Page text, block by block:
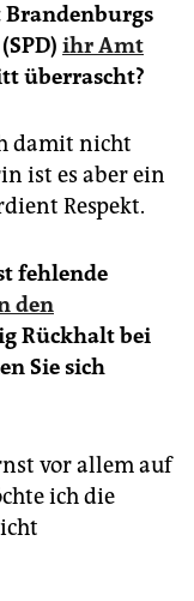
Brandenburgs
ihr Amt
überrascht?
damit nicht
ist es aber ein
Respekt.
fehlende
den
Rückhalt bei
Sie sich
vor allem auf
ich die